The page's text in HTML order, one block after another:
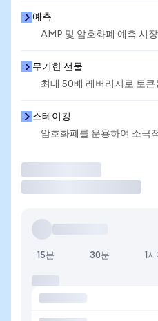
예측
AMP 및 암호화폐 예측 시
무기한 선물
최대 50배 레버리지로 토큰
스테이킹
암호화폐를 운용하여 소극
15분 30분 1